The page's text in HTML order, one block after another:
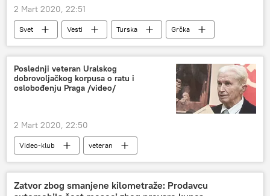
2 Mart 2020, 22:51
Svet Vesti Turska
Grčka
Migrantska kriza preti da uzdrma Evropu
Poslednji veteran Uralskog
dobrovoljačkog korpusa o ratu i
oslobođenju Praga /video/
2 Mart 2020, 22:50
Video-klub
veteran
75 godina od Velike pobede
Zatvor zbog smanjene kilometraže: Prodavcu